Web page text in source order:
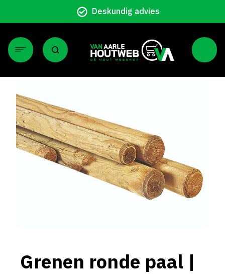
Grenen ronde paal |